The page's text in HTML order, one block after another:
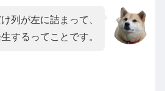
列が左に詰まって、
するってことです。